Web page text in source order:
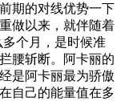
期的对线优势一下
做以来，就伴随着
个月，是时候准
腰斩断。阿卡丽的
是阿卡丽最为骄傲
自己的能量值在多